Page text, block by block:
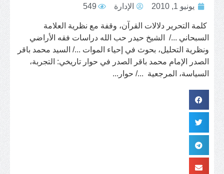
يونيو 1, 2010 الإدارة 549
كلمة التحرير دلالات القرآن، وقفة مع نظرية العلامة
السبحاني .../ الشيخ حيدر حب الله دراسات فقه الأراضي
ونظرية التحليل، بحوث في إحياء الموات .../ السيد محمد باقر
الصدر الإمام محمد باقر الصدر في حوار تاريخي: التجربة،
السياسة، المرجعية .../ حوار...